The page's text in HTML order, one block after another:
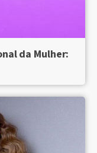
da Mulher: